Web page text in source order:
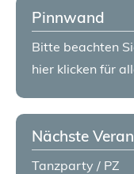
Pinnwand
Bitte beachten
hier klicken für
Nächste
Tanzparty / PZ